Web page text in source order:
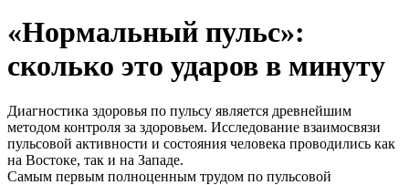
«Нормальный пульс»:
сколько это ударов в минуту
Диагностика здоровья по пульсу является древнейшим
методом контроля за здоровьем. Исследование взаимосвязи
пульсовой активности и состояния человека проводились как
на Востоке, так и на Западе.
Самым первым полноценным трудом по пульсовой